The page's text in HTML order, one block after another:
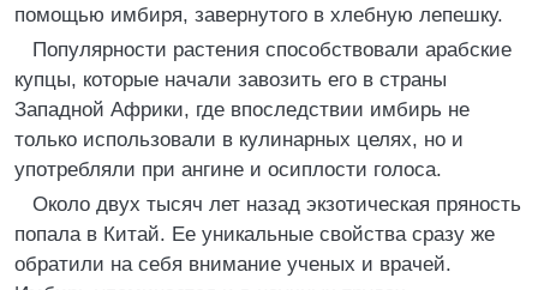
помощью имбиря, завернутого в хлебную лепешку.
Популярности растения способствовали арабские
купцы, которые начали завозить его в страны
Западной Африки, где впоследствии имбирь не
только использовали в кулинарных целях, но и
употребляли при ангине и осиплости голоса.
Около двух тысяч лет назад экзотическая пряность
попала в Китай. Ее уникальные свойства сразу же
обратили на себя внимание ученых и врачей.